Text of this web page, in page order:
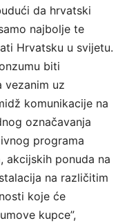
da hrvatski
najbolje te
Hrvatsku u svijetu.
biti
vezanim uz
komunikacije na
označavanja
programa
akcijskih ponuda na
na različitim
koje će
kupce”,